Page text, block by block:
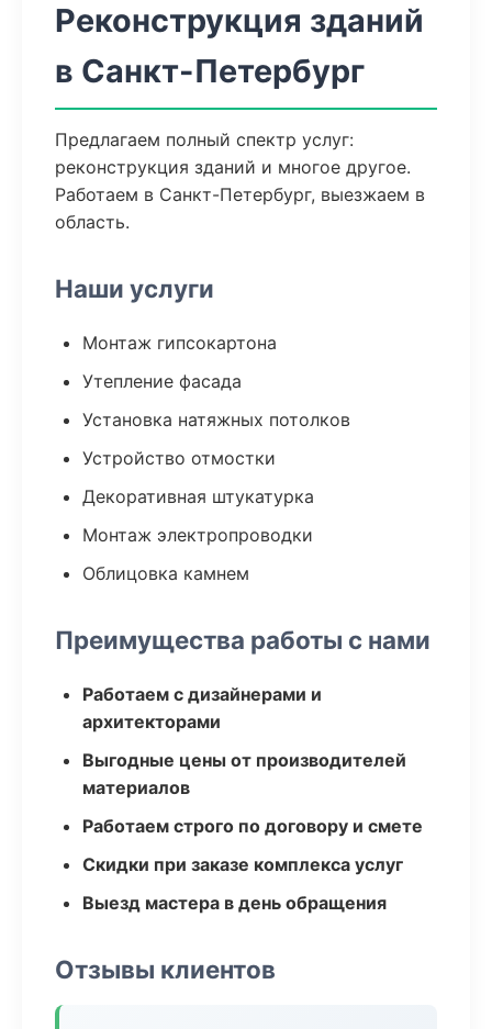
Реконструкция зданий
в Санкт-Петербург
Предлагаем полный спектр услуг:
реконструкция зданий и многое другое.
Работаем в Санкт-Петербург, выезжаем в
область.
Наши услуги
Монтаж гипсокартона
Утепление фасада
Установка натяжных потолков
Устройство отмостки
Декоративная штукатурка
Монтаж электропроводки
Облицовка камнем
Преимущества работы с нами
Работаем с дизайнерами и
архитекторами
Выгодные цены от производителей
материалов
Работаем строго по договору и смете
Скидки при заказе комплекса услуг
Выезд мастера в день обращения
Отзывы клиентов